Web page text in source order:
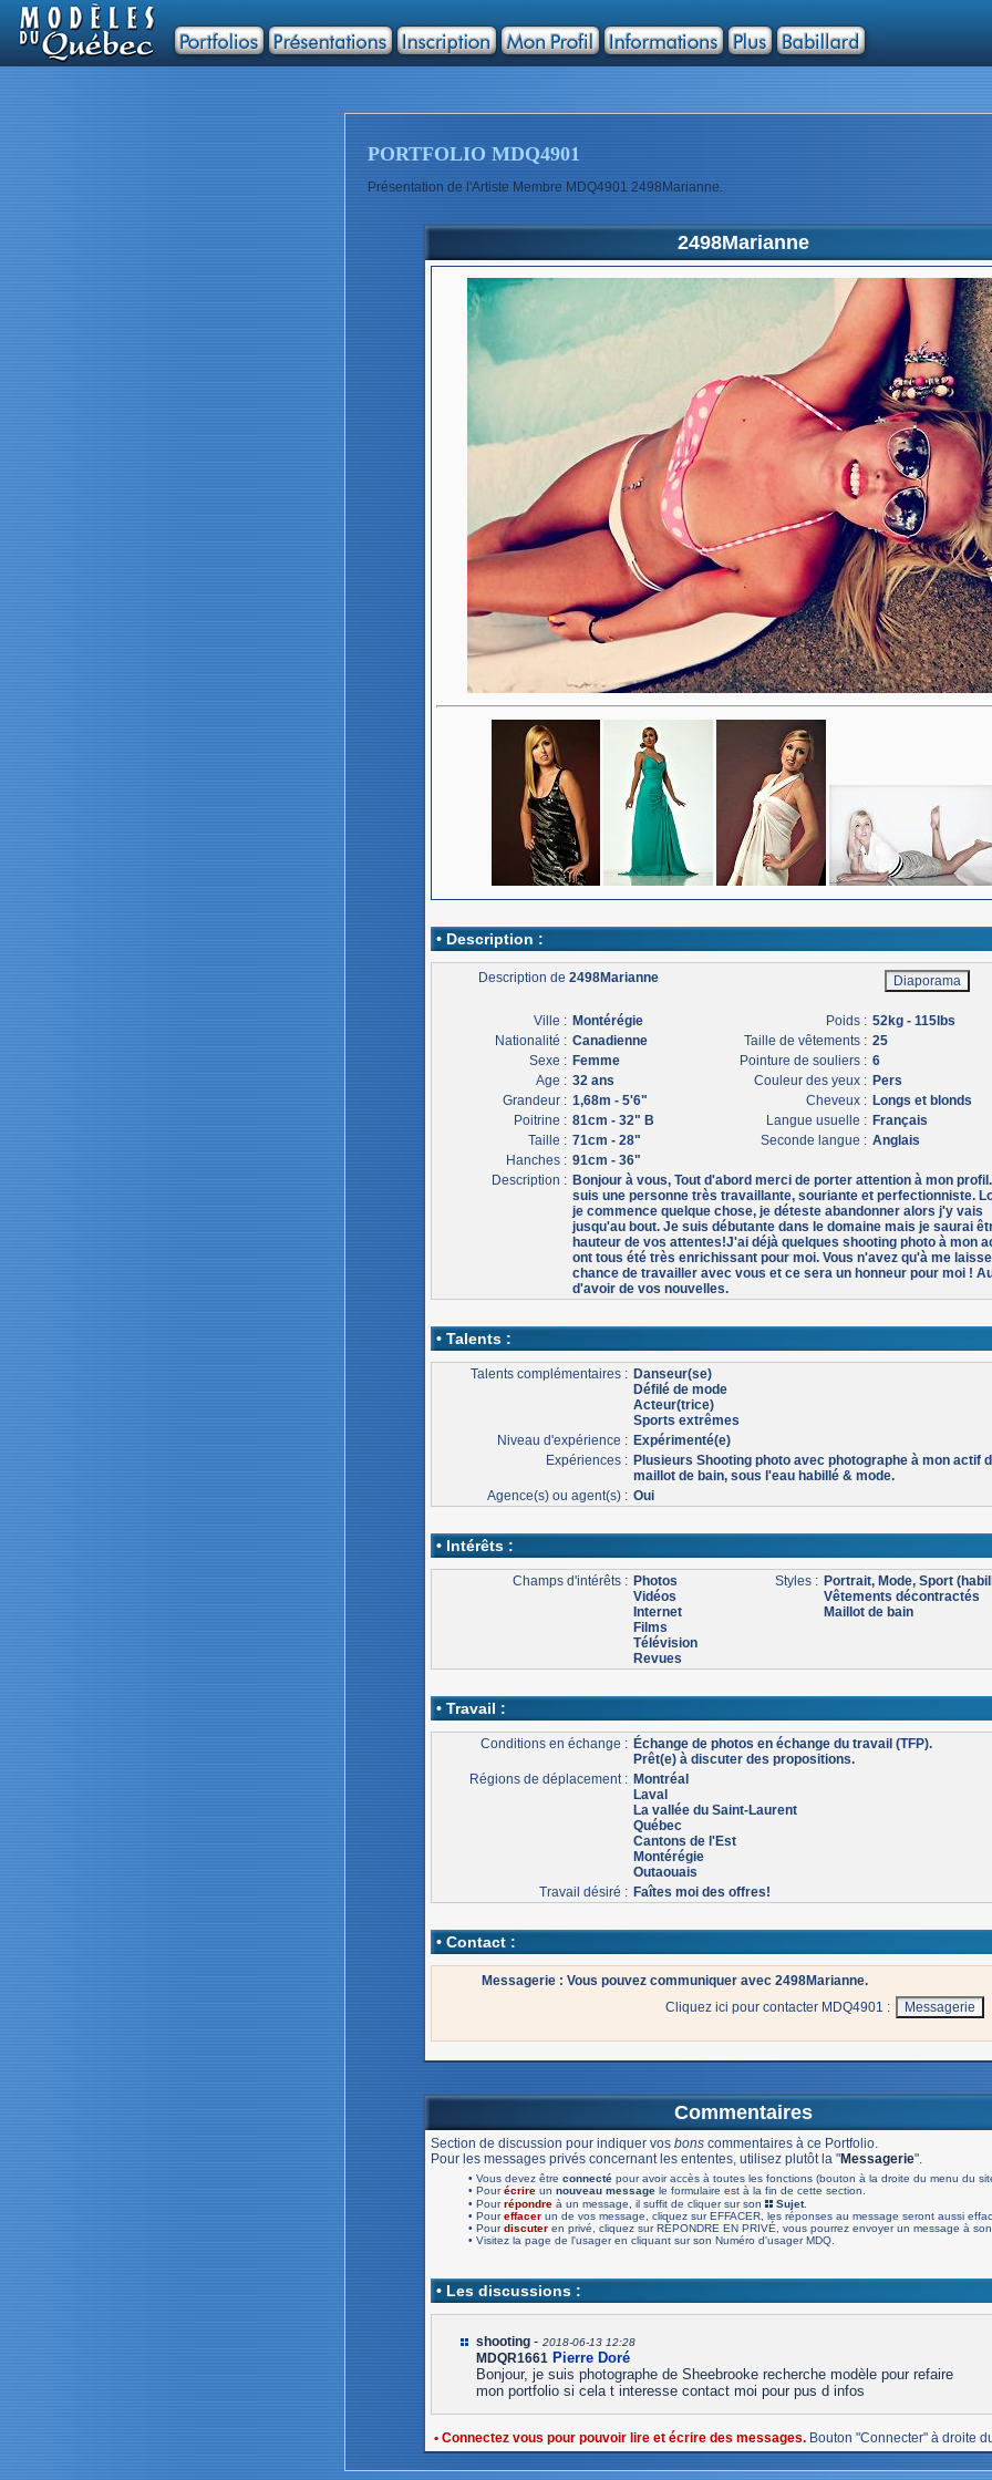
PORTFOLIO MDQ4901
Présentation de l'Artiste Membre MDQ4901 2498Marianne.
2498Marianne
• Description :
Description de2498Marianne
Ville : Montérégie
Nationalité : Canadienne
Sexe : Femme
Age : 32 ans
Grandeur : 1,68m - 5'6"
Poitrine : 81cm - 32" B
Taille : 71cm - 28"
Hanches : 91cm - 36"
Poids : 52kg - 115lbs
Taille de vêtements : 25
Pointure de souliers : 6
Couleur des yeux : Pers
Cheveux : Longs et blonds
Langue usuelle : Français
Seconde langue : Anglais
Description : Bonjour à vous, Tout d'abord merci de porter attention à mon
suis une personne très travaillante, souriante et perfectionniste.
je commence quelque chose, je déteste abandonner alors j'y vais
jusqu'au bout. Je suis débutante dans le domaine mais je saurai
hauteur de vos attentes!J'ai déjà quelques shooting photo à mon
ont tous été très enrichissant pour moi. Vous n'avez qu'à me
chance de travailler avec vous et ce sera un honneur pour moi !
d'avoir de vos nouvelles.
• Talents :
Talents complémentaires : Danseur(se)
Défilé de mode
Acteur(trice)
Sports extrêmes
Niveau d'expérience : Expérimenté(e)
Expériences : Plusieurs Shooting photo avec photographe à mon actif
maillot de bain, sous l'eau habillé & mode.
Agence(s) ou agent(s) : Oui
• Intérêts :
Champs d'intérêts : Photos
Vidéos
Internet
Films
Télévision
Revues
Styles : Portrait, Mode, Sport
Vêtements décontractés
Maillot de bain
• Travail :
Conditions en échange : Échange de photos en échange du travail (TFP).
Prêt(e) à discuter des propositions.
Régions de déplacement : Montréal
Laval
La vallée du Saint-Laurent
Québec
Cantons de l'Est
Montérégie
Outaouais
Travail désiré : Faîtes moi des offres!
• Contact :
Messagerie : Vous pouvez communiquer avec 2498Marianne.
Cliquez ici pour contacter MDQ4901 :
Commentaires
Section de discussion pour indiquer vos bonscommentaires à ce Portfolio.
Pour les messages privés concernant les ententes, utilisez plutôt la "Messagerie".
• Vous devez être connectépour avoir accès à toutes les fonctions (bouton à la droite du menu du
• Pourécrireun nouveau messagele formulaire est à la fin de cette section.
• Pourrépondreà un message, il suffit de cliquer sur son Sujet.
• Poureffacerun de vos message, cliquez sur EFFACER, les réponses au message seront aussi
• Pourdiscuteren privé, cliquez sur RÉPONDRE EN PRIVÉ, vous pourrez envoyer un message à
• Visitez la page de l'usager en cliquant sur son Numéro d'usager MDQ.
• Les discussions :
shooting-2018-06-13 12:28
MDQR1661 Pierre Doré
Bonjour, je suis photographe de Sheebrooke recherche modèle pour refaire
mon portfolio si cela t interesse contact moi pour pus d infos
• Connectez vous pour pouvoir lire et écrire des messages.Bouton "Connecter" à droite